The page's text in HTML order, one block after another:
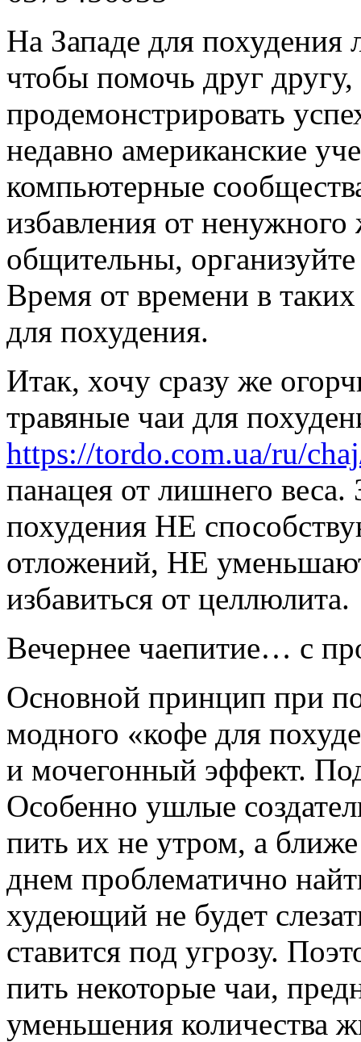
На Западе для похудения
чтобы помочь друг
продемонстрировать
недавно американские
компьютерные
избавления от
общительны,
Время от времени в
для похудения.
Итак, хочу сразу же
травяные чаи для
https://tordo.com.ua/ru/
панацея от лишнего
похудения НЕ
отложений, НЕ
избавиться от целлюлита.
Вечернее чаепитие… с
Основной принцип при
модного «кофе для
и мочегонный эффект.
Особенно ушлые
пить их не утром, а
днем проблематично
худеющий не будет
ставится под угрозу.
пить некоторые чаи,
уменьшения количества